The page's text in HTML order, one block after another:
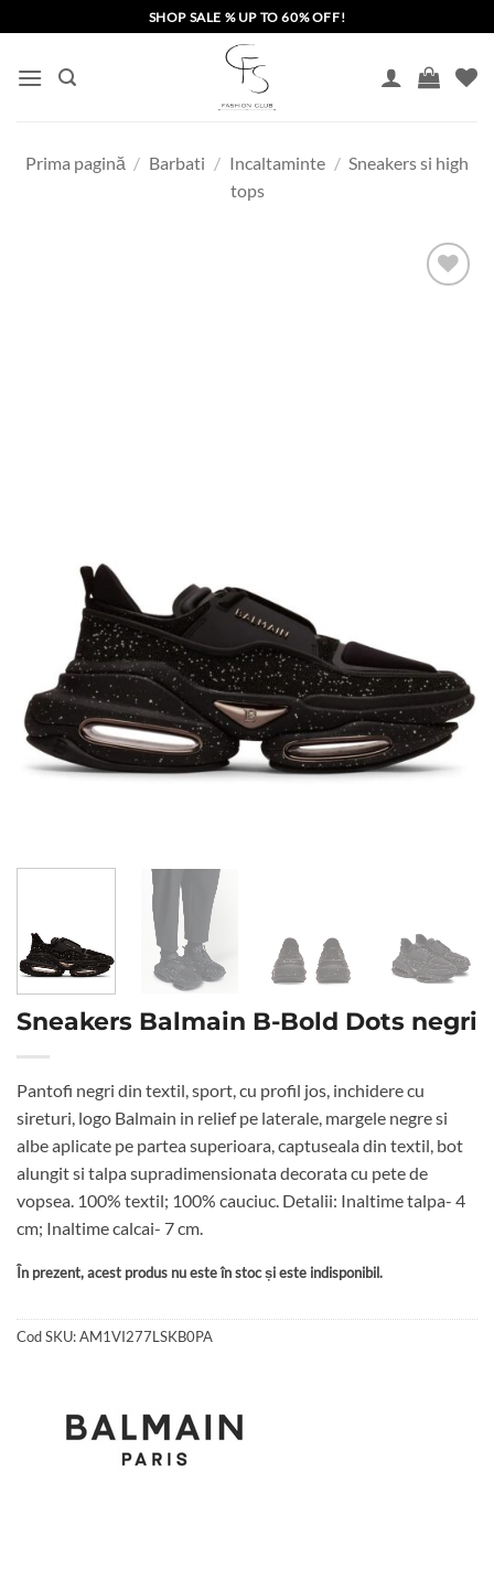
to
content
SHOP SALE % UP TO 60% OFF!
Prima pagină / Barbati / Incaltaminte / Sneakers si high
tops
Sneakers Balmain B-Bold Dots negri
Pantofi negri din textil, sport, cu profil jos, inchidere cu
sireturi, logo Balmain in relief pe laterale, margele negre si
albe aplicate pe partea superioara, captuseala din textil, bot
alungit si talpa supradimensionata decorata cu pete de
vopsea. 100% textil; 100% cauciuc. Detalii: Inaltime talpa- 4
cm; Inaltime calcai- 7 cm.
În prezent, acest produs nu este în stoc și este indisponibil.
Cod SKU:AM1VI277LSKB0PA